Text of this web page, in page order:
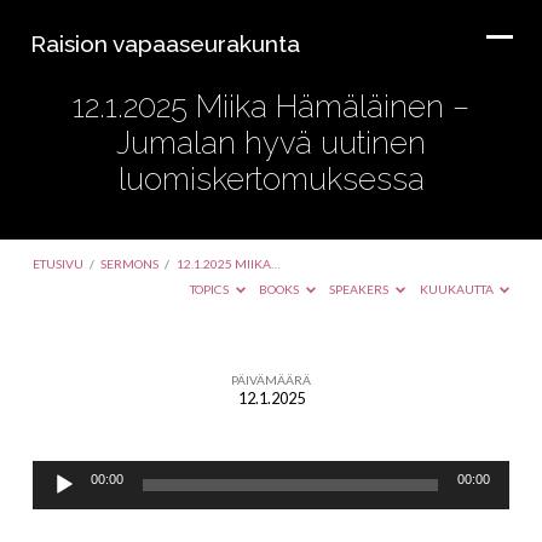
Raision vapaaseurakunta
12.1.2025 Miika Hämäläinen –
Jumalan hyvä uutinen
luomiskertomuksessa
ETUSIVU / SERMONS / 12.1.2025 MIIKA…
TOPICS
BOOKS SPEAKERS KUUKAUTTA
Hämäläinen
–
PÄIVÄMÄÄRÄ
12.1.2025
Äänitoistin
00:00 00:00